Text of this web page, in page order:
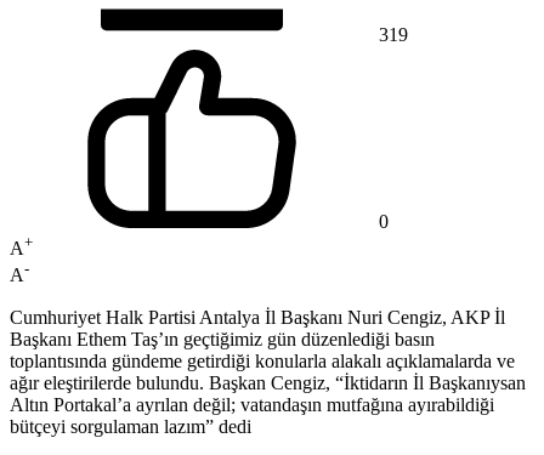
319
0
A+
A-
Cumhuriyet Halk Partisi Antalya İl Başkanı Nuri Cengiz, AKP İl
Başkanı Ethem Taş’ın geçtiğimiz gün düzenlediği basın
toplantısında gündeme getirdiği konularla alakalı açıklamalarda ve
ağır eleştirilerde bulundu. Başkan Cengiz, “İktidarın İl Başkanıysan
Altın Portakal’a ayrılan değil; vatandaşın mutfağına ayırabildiği
bütçeyi sorgulaman lazım” dedi